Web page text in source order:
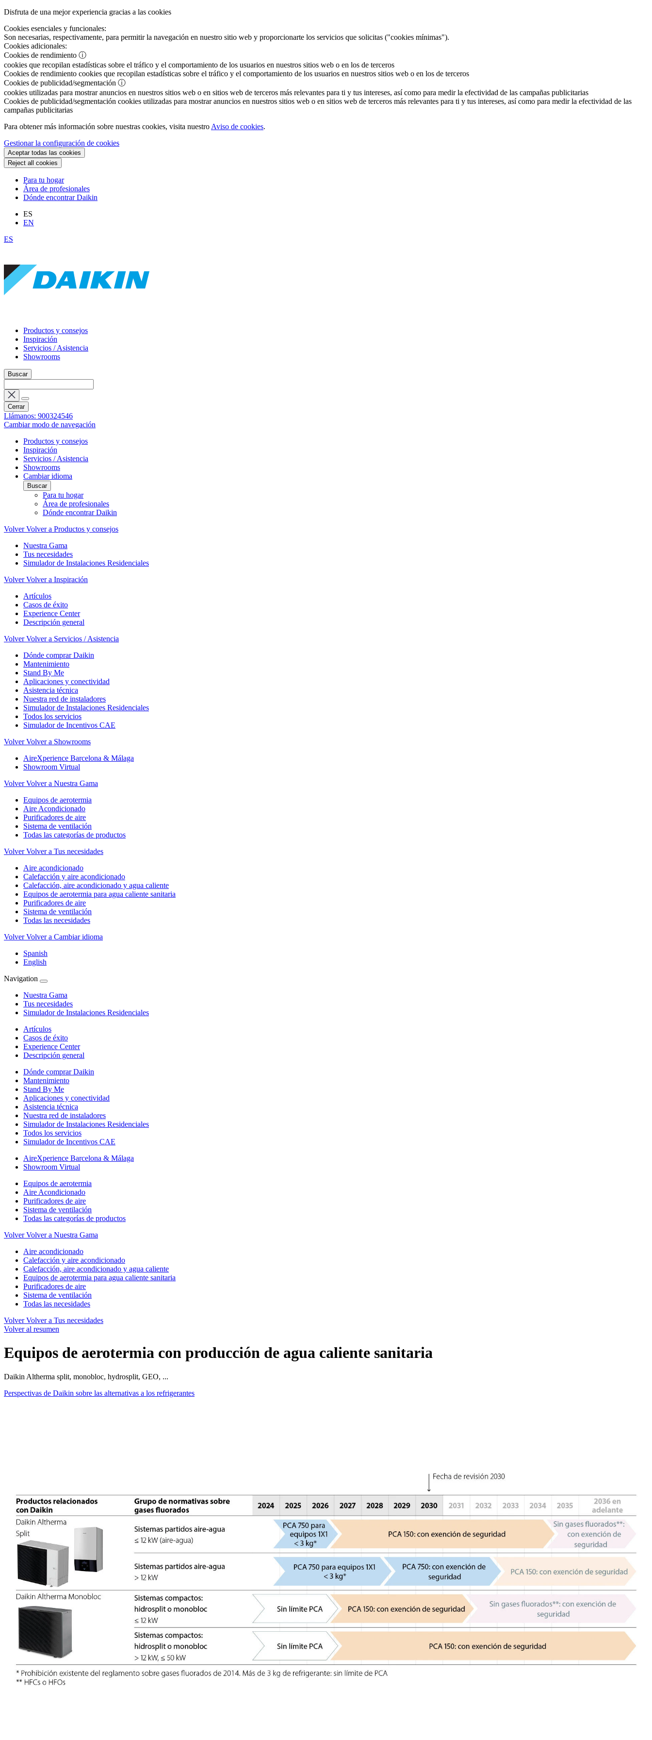
Disfruta de una mejor experiencia gracias a las cookies
Cookies esenciales y funcionales:
Son necesarias, respectivamente, para permitir la navegación en nuestro sitio web y proporcionarte los servicios que solicitas ("cookies mínimas").
Cookies adicionales:
Cookies de rendimiento ⓘ
cookies que recopilan estadísticas sobre el tráfico y el comportamiento de los usuarios en nuestros sitios web o en los de terceros
Cookies de rendimiento cookies que recopilan estadísticas sobre el tráfico y el comportamiento de los usuarios en nuestros sitios web o en los de terceros
Cookies de publicidad/segmentación ⓘ
cookies utilizadas para mostrar anuncios en nuestros sitios web o en sitios web de terceros más relevantes para ti y tus intereses, así como para medir la efectividad de las campañas publicitarias
Cookies de publicidad/segmentación cookies utilizadas para mostrar anuncios en nuestros sitios web o en sitios web de terceros más relevantes para ti y tus intereses, así como para medir la efectividad de las
campañas publicitarias
Para obtener más información sobre nuestras cookies, visita nuestro Aviso de cookies.
Gestionar la configuración de cookies
Aceptar todas las cookies
Reject all cookies
Para tu hogar
Área de profesionales
Dónde encontrar Daikin
ES
EN
ES
Productos y consejos
Inspiración
Servicios / Asistencia
Showrooms
Buscar
Cerrar
Llámanos: 900324546
Cambiar modo de navegación
Productos y consejos
Inspiración
Servicios / Asistencia
Showrooms
Cambiar idioma
Buscar
Para tu hogar
Área de profesionales
Dónde encontrar Daikin
Volver Volver a Productos y consejos
Nuestra Gama
Tus necesidades
Simulador de Instalaciones Residenciales
Volver Volver a Inspiración
Artículos
Casos de éxito
Experience Center
Descripción general
Volver Volver a Servicios / Asistencia
Dónde comprar Daikin
Mantenimiento
Stand By Me
Aplicaciones y conectividad
Asistencia técnica
Nuestra red de instaladores
Simulador de Instalaciones Residenciales
Todos los servicios
Simulador de Incentivos CAE
Volver Volver a Showrooms
AireXperience Barcelona & Málaga
Showroom Virtual
Volver Volver a Nuestra Gama
Equipos de aerotermia
Aire Acondicionado
Purificadores de aire
Sistema de ventilación
Todas las categorías de productos
Volver Volver a Tus necesidades
Aire acondicionado
Calefacción y aire acondicionado
Calefacción, aire acondicionado y agua caliente
Equipos de aerotermia para agua caliente sanitaria
Purificadores de aire
Sistema de ventilación
Todas las necesidades
Volver Volver a Cambiar idioma
Spanish
English
Navigation
Nuestra Gama
Tus necesidades
Simulador de Instalaciones Residenciales
Artículos
Casos de éxito
Experience Center
Descripción general
Dónde comprar Daikin
Mantenimiento
Stand By Me
Aplicaciones y conectividad
Asistencia técnica
Nuestra red de instaladores
Simulador de Instalaciones Residenciales
Todos los servicios
Simulador de Incentivos CAE
AireXperience Barcelona & Málaga
Showroom Virtual
Equipos de aerotermia
Aire Acondicionado
Purificadores de aire
Sistema de ventilación
Todas las categorías de productos
Volver Volver a Nuestra Gama
Aire acondicionado
Calefacción y aire acondicionado
Calefacción, aire acondicionado y agua caliente
Equipos de aerotermia para agua caliente sanitaria
Purificadores de aire
Sistema de ventilación
Todas las necesidades
Volver Volver a Tus necesidades
Volver al resumen
Equipos de aerotermia con producción de agua caliente sanitaria
Daikin Altherma split, monobloc, hydrosplit, GEO, ...
Perspectivas de Daikin sobre las alternativas a los refrigerantes